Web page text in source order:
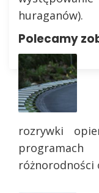
huraganów).
Polecamy
rozrywki